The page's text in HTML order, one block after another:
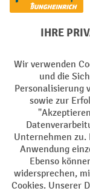
Facebook
YouTube
LinkedIn
AGB
Barrierefreiheit